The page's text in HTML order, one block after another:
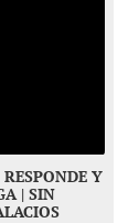
Y
| SIN